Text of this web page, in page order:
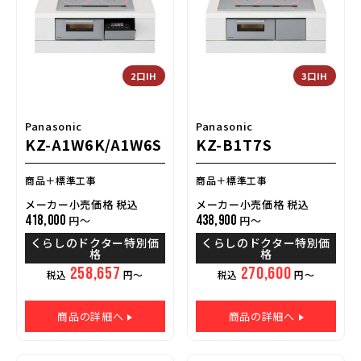
2口IH
Panasonic
KZ-A1W6K/A1W6S
商品＋標準工事
メーカー小売価格 税込
418,000 円～
くらしのドクター特別価
格
税込 258,657 円～
商品の詳細へ
3口IH
Panasonic
KZ-B1T7S
商品＋標準工事
メーカー小売価格 税込
438,900 円～
くらしのドクター特別価
格
税込 270,600 円～
商品の詳細へ